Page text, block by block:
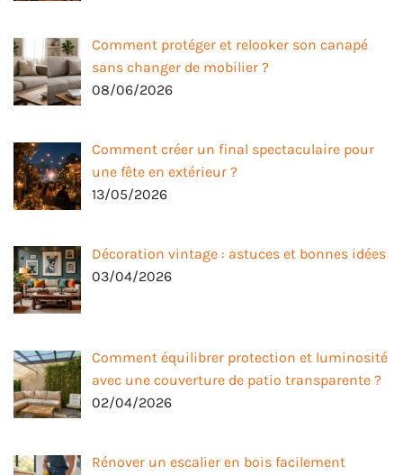
Comment protéger et relooker son canapé
sans changer de mobilier ?
08/06/2026
Comment créer un final spectaculaire pour
une fête en extérieur ?
13/05/2026
Décoration vintage : astuces et bonnes idées
03/04/2026
Comment équilibrer protection et luminosité
avec une couverture de patio transparente ?
02/04/2026
Rénover un escalier en bois facilement